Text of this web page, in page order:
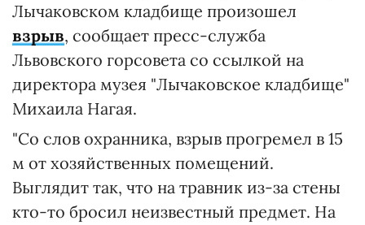
Лычаковском кладбище произошел
взрыв, сообщает пресс-служба
Львовского горсовета со ссылкой на
директора музея "Лычаковское кладбище"
Михаила Нагая.
"Со слов охранника, взрыв прогремел в 15
м от хозяйственных помещений.
Выглядит так, что на травник из-за стены
кто-то бросил неизвестный предмет. На